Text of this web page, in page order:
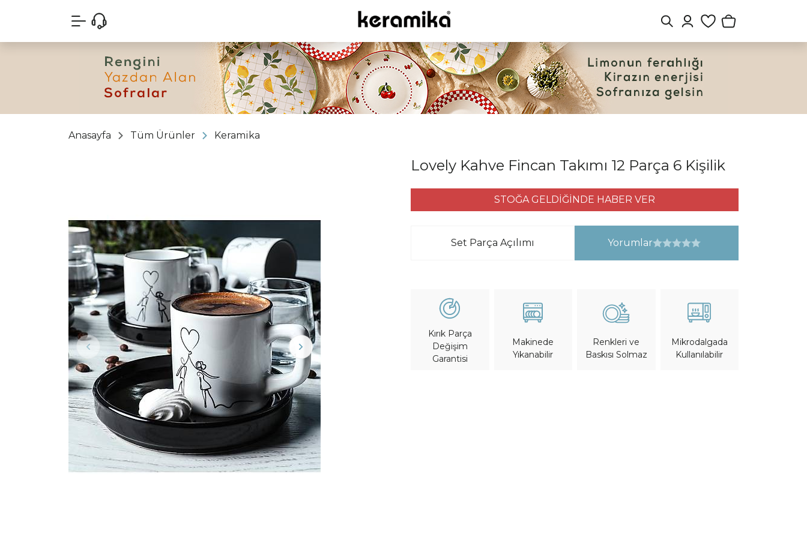
Anasayfa Tüm Ürünler Keramika
Lovely Kahve Fincan Takımı 12 Parça 6 Kişilik
STOĞA GELDİĞİNDE HABER VER
Set Parça Açılımı Yorumlar
Kırık Parça
Değişim
Garantisi
Makinede
Yıkanabilir
Renkleri ve
Baskısı Solmaz
Mikrodalgada
Kullanılabilir